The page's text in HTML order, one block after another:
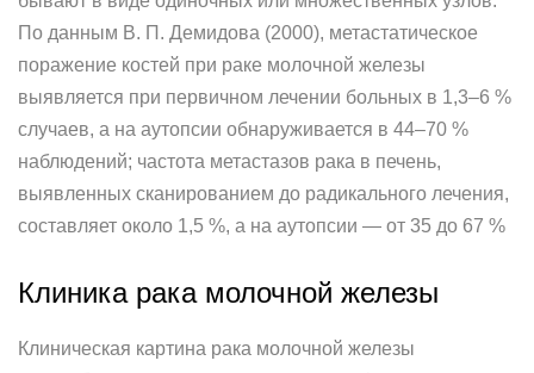
По данным В. П. Демидова (2000), метастатическое
поражение костей при раке молочной железы
выявляется при первичном лечении больных в 1,3–6 %
случаев, а на аутопсии обнаруживается в 44–70 %
наблюдений; частота метастазов рака в печень,
выявленных сканированием до радикального лечения,
составляет около 1,5 %, а на аутопсии — от 35 до 67 %
Клиника рака молочной железы
Клиническая картина рака молочной железы